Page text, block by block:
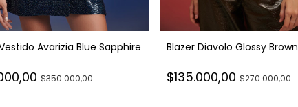
Avarizia Blue Sapphire
$350.000,00
Blazer Diavolo Glossy Brown
$135.000,00$270.000,00